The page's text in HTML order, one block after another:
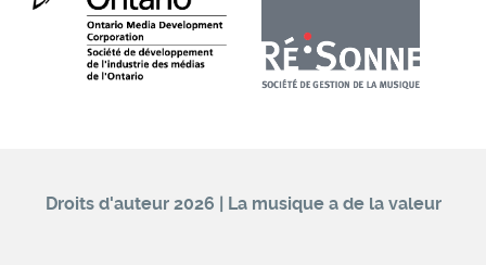
Droits d'auteur 2026 | La musique a de la valeur